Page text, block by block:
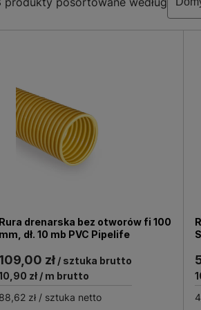
czy wywiewki.
wody deszczowej
jak kolana, trójniki, mufy czy
pochodzą od renomowanych
od sprawdzonych
tylko rury, ale także przyłącza
przez nas produkty
sztucznych, gwarantujących
kompletną oczyszczalnie ścieków.
Rura drenarska bez otworów fi 100
mm, dł. 10 mb PVC Pipelife
109,00 zł/ sztuka brutto
zł/ m brutto
88,62 zł/ sztuka netto